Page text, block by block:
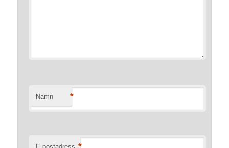
Namn *
E-postadress